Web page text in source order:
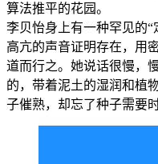
算法推平的花园。
李贝怡身上有一种罕见的“
高亢的声音证明存在，用
道而行之。她说话很慢，
的，带着泥土的湿润和植
子催熟，却忘了种子需要